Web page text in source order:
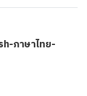
ภาษาไทย-